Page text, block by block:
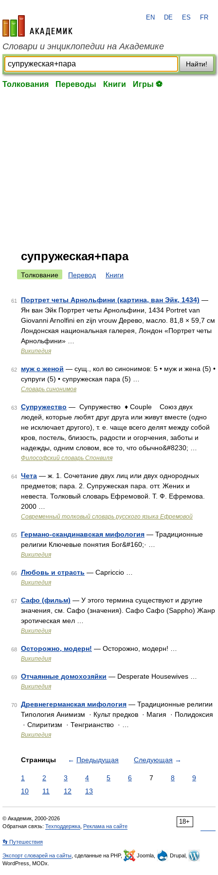
academic.ru
EN DE ES FR
Словари и энциклопедии на Академике
Найти!
Толкования Переводы Книги Игры ⚽
супружеская+пара
Толкование Перевод Книги
61 Портрет четы Арнольфини (картина, ван Эйк, 1434) —
Ян ван Эйк Портрет четы Арнольфини, 1434 Portret van
Giovanni Arnolfini en zijn vrouw Дерево, масло. 81,8 × 59,7 см
Лондонская национальная галерея, Лондон «Портрет четы
Арнольфини» …
Википедия
62 муж с женой — сущ., кол во синонимов: 5 • муж и жена (5) •
супруги (5) • супружеская пара (5) …
Словарь синонимов
63 Супружество — Супружество ♦ Сouple Союз двух
людей, которые любят друг друга или живут вместе (одно
не исключает другого), т. е. чаще всего делят между собой
кров, постель, близость, радости и огорчения, заботы и
надежды, одним словом, все то, что обычно&#8230; …
Философский словарь Спонвиля
64 Чета — ж. 1. Сочетание двух лиц или двух однородных
предметов; пара. 2. Супружеская пара. отт. Жених и
невеста. Толковый словарь Ефремовой. Т. Ф. Ефремова.
2000 …
Современный толковый словарь русского языка Ефремовой
65 Германо-скандинавская мифология — Традиционные
религии Ключевые понятия Бог&#160;· …
Википедия
66 Любовь и страсть — Capriccio …
Википедия
67 Сафо (фильм) — У этого термина существуют и другие
значения, см. Сафо (значения). Сафо Сафо (Sappho) Жанр
эротическая мел …
Википедия
68 Осторожно, модерн! — Осторожно, модерн! …
Википедия
69 Отчаянные домохозяйки — Desperate Housewives …
Википедия
70 Древнегерманская мифология — Традиционные религии
Типология Анимизм · Культ предков · Магия · Полидоксия
· Спиритизм · Тенгрианство · …
Википедия
Страницы ← Предыдущая Следующая →
1 2 3 4 5 6 7 8
9
10
11 12 13
18+
© Академик, 2000-2026
Обратная связь: Техподдержка Реклама на сайте
👣 Путешествия
Экспорт словарей на сайты , сделанные на PHP, Joomla,
Drupal,
WordPress, MODx.